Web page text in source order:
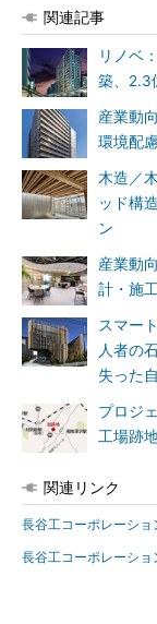
関連記事
リノベ
築、2.3
産業動
環境配
木造／
ッド構
ン
産業動
計・施
スマー
人者の
失った
プロジ
工場跡
関連リンク
長谷工コーポレーショ
長谷工コーポレーショ